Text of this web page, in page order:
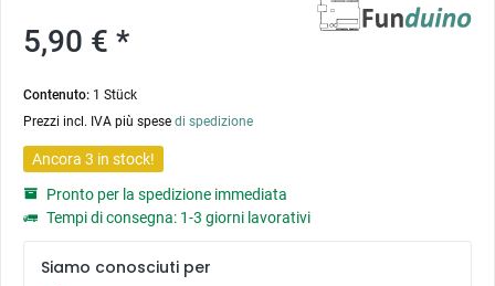
5,90 € *
Contenuto: 1 Stück
Prezzi incl. IVA più spese di spedizione
Ancora 3 in stock!
Pronto per la spedizione immediata
Tempi di consegna: 1-3 giorni lavorativi
Siamo conosciuti per